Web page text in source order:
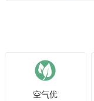
空气优